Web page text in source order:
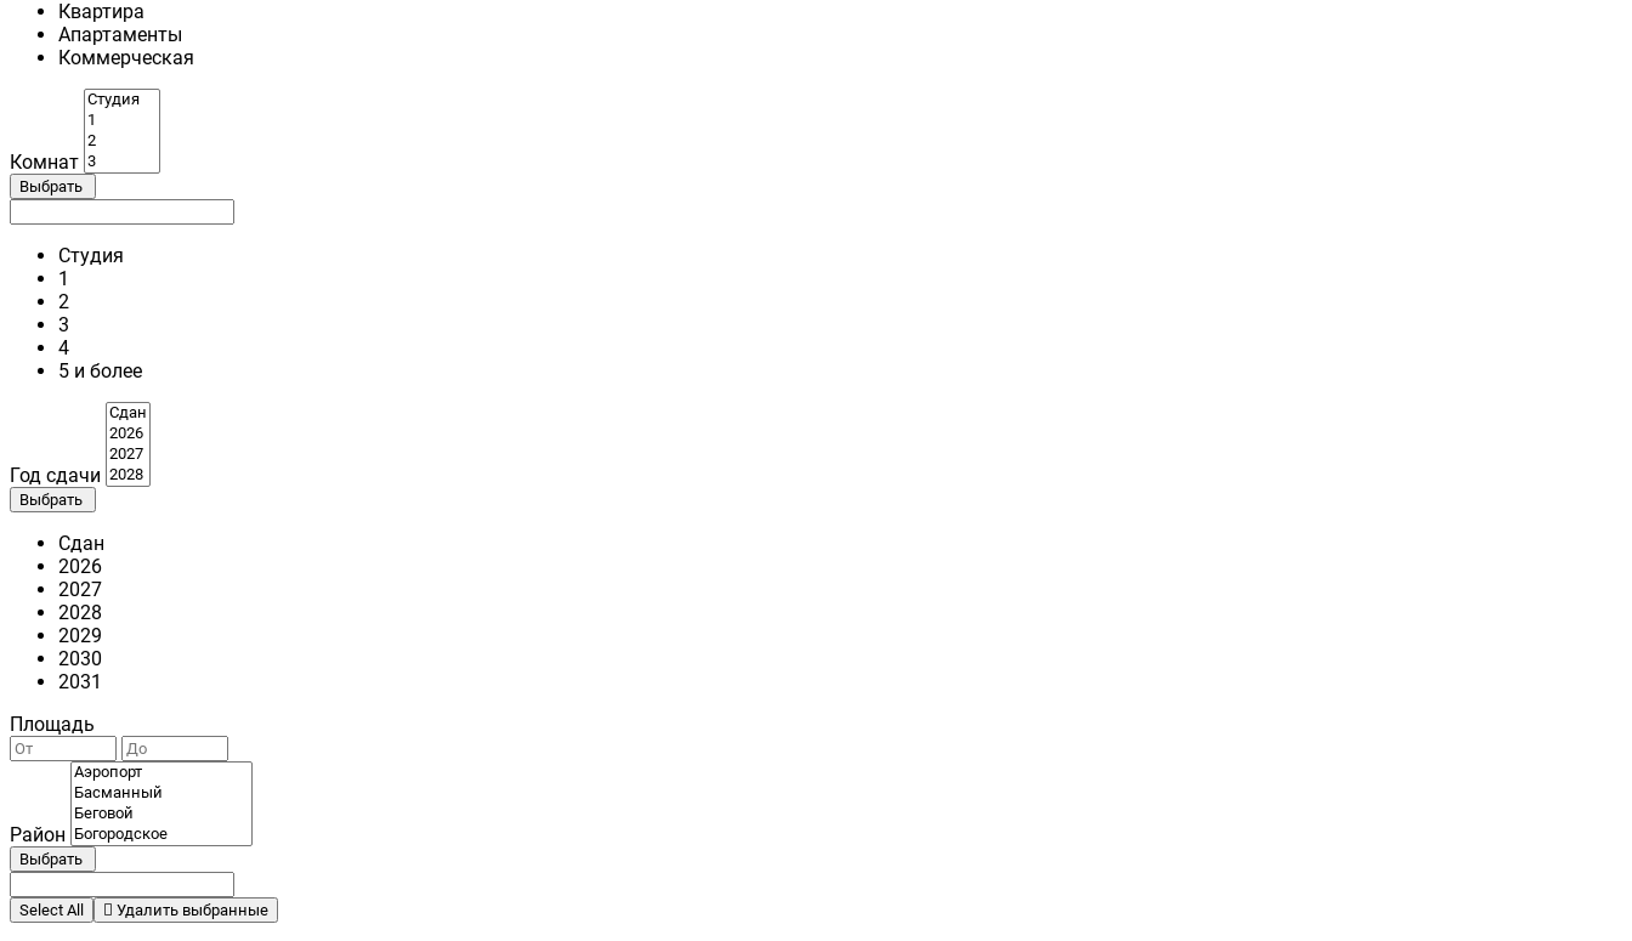
Квартира
Апартаменты
Коммерческая
Комнат
Выбрать
Студия
1
2
3
4
5 и более
Год сдачи
Выбрать
Сдан
2026
2027
2028
2029
2030
2031
Площадь
Район
Выбрать
Select All Удалить выбранные